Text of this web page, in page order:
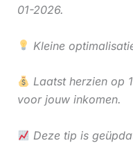
01-2026.
Kleine
Laatst herzien op
voor jouw inkomen.
Deze tip is